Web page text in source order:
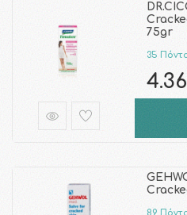
75gr
35
89